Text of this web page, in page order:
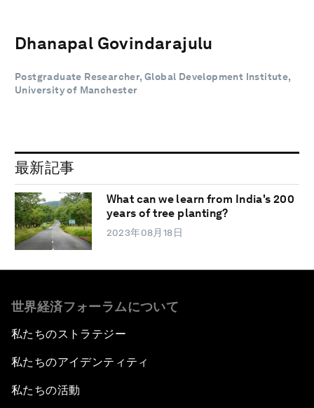
Dhanapal Govindarajulu
Postgraduate Researcher, Global Development Institute,
University of Manchester
最新記事
What can we learn from India's 200
years of tree planting?
2023年08月18日
世界経済フォーラムについて
私たちのストラテジー
私たちのアイデンティティ
私たちの活動